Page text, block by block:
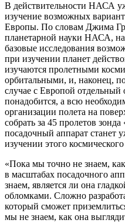
В действительности НАСА
изучение возможных
Европы. По словам Джима
планетарной науки НАСА, на
базовые исследования
при изучении планет
изучаются пролетными
орбитальными, и, наконец,
случае с Европой отдельный
понадобится, а всю
организации полета на
собрать за 45 пролетов
посадочный аппарат
изучении этого космического
«Пока мы точно не знаем,
в масштабах посадочного
знаем, является ли она
обломками. Сложно
который сможет
мы не знаем, как она